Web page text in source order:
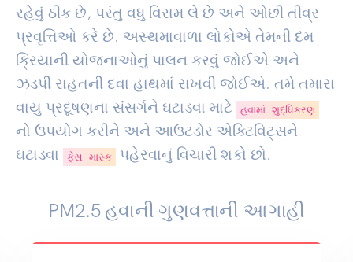
રહેવું ઠીક છે, પરંતુ વધુ વિરામ લે છે અને ઓછી તીવ્ર
પ્રવૃત્તિઓ કરે છે. અસ્થમાવાળા લોકોએ તેમની દમ
ક્રિયાની યોજનાઓનું પાલન કરવું જોઈએ અને
ઝડપી રાહતની દવા હાથમાં રાખવી જોઈએ. તમે તમારા
વાયુ પ્રદૂષણના સંસર્ગને ઘટાડવા માટે
હવામાં શુદ્ધિકરણ
નો ઉપયોગ કરીને અને આઉટડોર એક્ટિવિટ્સને
ઘટાડવા
ફેસ માસ્ક પહેરવાનું વિચારી શકો છો.
PM2.5 હવાની ગુણવત્તાની આગાહી